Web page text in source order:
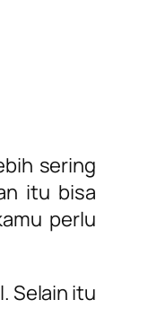
sering
itu bisa
perlu
Selain itu